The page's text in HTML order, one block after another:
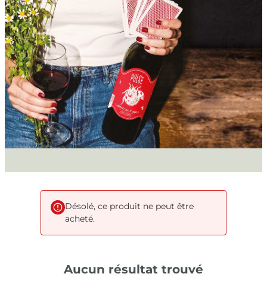
Désolé, ce produit ne peut être
acheté.
Aucun résultat trouvé